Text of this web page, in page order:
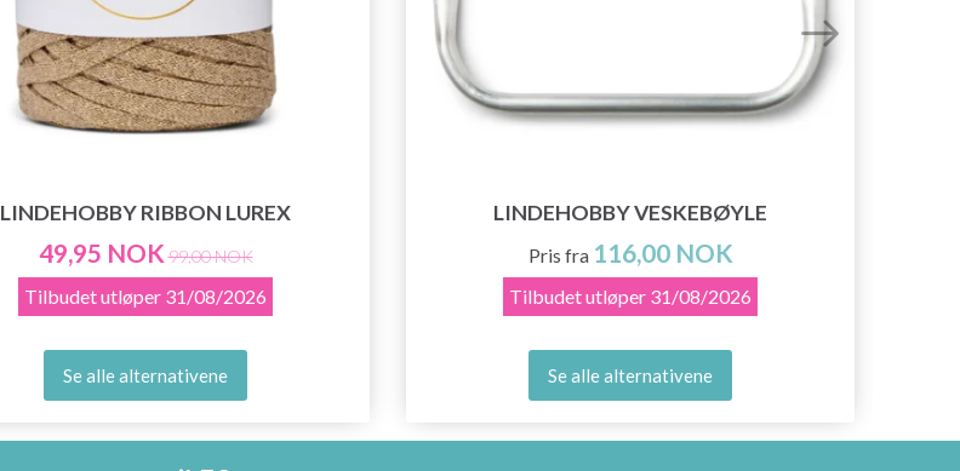
LINDEHOBBY RIBBON LUREX
49,95 NOK 99,00 NOK
Tilbudet utløper 31/08/2026
Se alle alternativene
LINDEHOBBY VESKEBØYLE
Pris fra 116,00 NOK
Tilbudet utløper 31/08/2026
Se alle alternativene